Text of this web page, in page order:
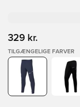
329 kr.
TILGÆNGELIGE FARVER